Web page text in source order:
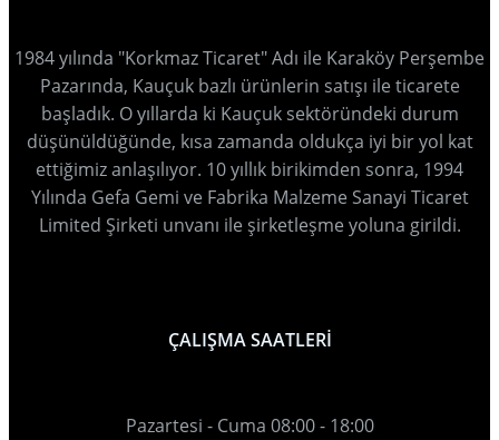
1984 yılında "Korkmaz Ticaret" Adı ile Karaköy Perşembe
Pazarında, Kauçuk bazlı ürünlerin satışı ile ticarete
başladık. O yıllarda ki Kauçuk sektöründeki durum
düşünüldüğünde, kısa zamanda oldukça iyi bir yol kat
ettiğimiz anlaşılıyor. 10 yıllık birikimden sonra, 1994
Yılında Gefa Gemi ve Fabrika Malzeme Sanayi Ticaret
Limited Şirketi unvanı ile şirketleşme yoluna girildi.
ÇALIŞMA SAATLERİ
Pazartesi - Cuma 08:00 - 18:00